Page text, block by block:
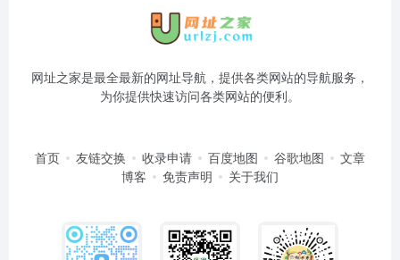
网址之家是最全最新的网址导航，提供各类网站的导航服务，
为你提供快速访问各类网站的便利。
首页 友链交换 收录申请 百度地图 谷歌地图
文章
博客
免责声明 关于我们